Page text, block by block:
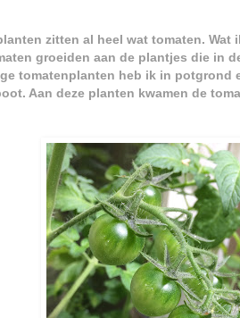
zitten al heel wat tomaten. Wat
groeiden aan de plantjes die in
tomatenplanten heb ik in potgrond
Aan deze planten kwamen de